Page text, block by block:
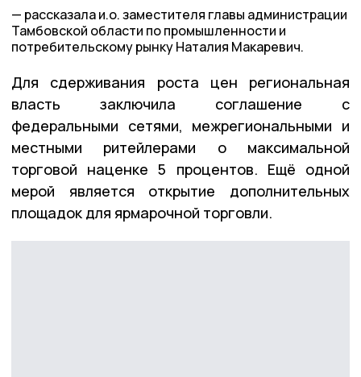
рассказала и.о. заместителя главы администрации
Тамбовской области по промышленности и
потребительскому рынку Наталия Макаревич.
Для сдерживания роста цен региональная
власть заключила соглашение с
федеральными сетями, межрегиональными и
местными ритейлерами о максимальной
торговой наценке 5 процентов. Ещё одной
мерой является открытие дополнительных
площадок для ярмарочной торговли.